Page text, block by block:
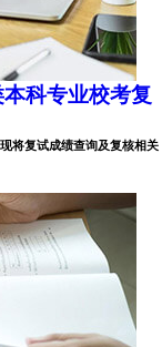
科专业校考复
将复试成绩查询及复核相关